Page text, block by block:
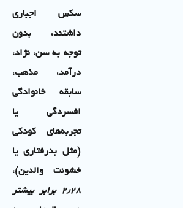
سکس اجباری
داشتند، بدون
توجه به سن، نژاد،
درآمد، مذهب،
سابقه خانوادگی
افسردگی یا
تجربه‌های کودکی
(مثل بدرفتاری یا
خشونت والدین)،
۲٫۲۸
برابر بیشتر